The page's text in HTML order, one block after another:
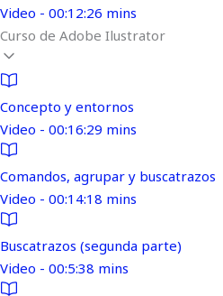
Video - 00:12:26 mins
Curso de Adobe Ilustrator
Concepto y entornos
Video - 00:16:29 mins
Comandos, agrupar y buscatrazos
Video - 00:14:18 mins
Buscatrazos (segunda parte)
Video - 00:5:38 mins